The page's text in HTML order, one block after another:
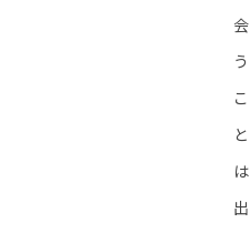
会
う
こ
と
は
出